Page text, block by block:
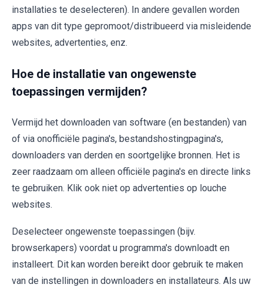
installaties te deselecteren). In andere gevallen worden
apps van dit type gepromoot/distribueerd via misleidende
websites, advertenties, enz.
Hoe de installatie van ongewenste
toepassingen vermijden?
Vermijd het downloaden van software (en bestanden) van
of via onofficiële pagina's, bestandshostingpagina's,
downloaders van derden en soortgelijke bronnen. Het is
zeer raadzaam om alleen officiële pagina's en directe links
te gebruiken. Klik ook niet op advertenties op louche
websites.
Deselecteer ongewenste toepassingen (bijv.
browserkapers) voordat u programma's downloadt en
installeert. Dit kan worden bereikt door gebruik te maken
van de instellingen in downloaders en installateurs. Als uw